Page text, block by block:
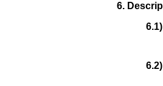
6.
6.2)